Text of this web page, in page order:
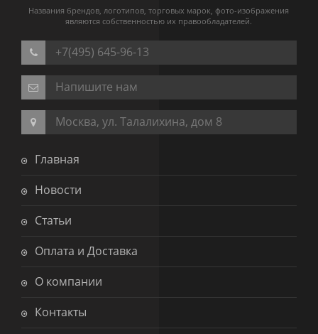
Названия брендов, логотипов, торговых марок, фото-изображения
являются собственностью их правообладателей.
+7(495) 645-96-13
Напишите нам
Москва, ул. Талалихина, дом 8
Главная
Новости
Статьи
Оплата и Доставка
О компании
Контакты